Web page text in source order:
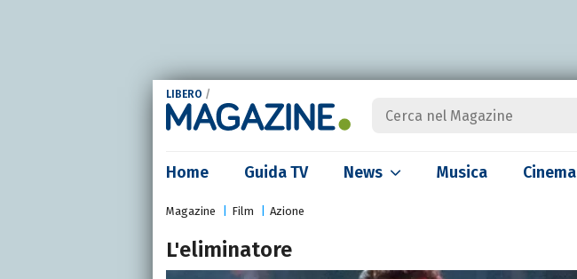
LIBERO /
Home Guida TV News Musica Cinema
Magazine Film Azione
L'eliminatore